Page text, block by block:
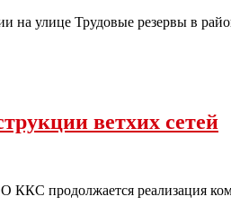
на улице Трудовые резервы в
ветхих сетей
продолжается реализация